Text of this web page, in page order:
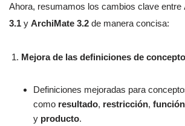
Ahora, resumamos los cambios clave entre
3.1 y ArchiMate 3.2 de manera concisa:
Mejora de las definiciones de
Definiciones mejoradas para
como resultado, restricción,
y producto.